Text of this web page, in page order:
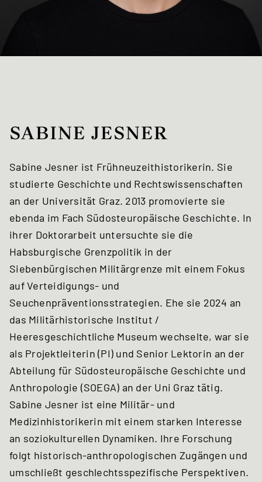
SABINE JESNER
Sabine Jesner ist Frühneuzeithistorikerin. Sie
studierte Geschichte und Rechtswissenschaften
an der Universität Graz. 2013 promovierte sie
ebenda im Fach Südosteuropäische Geschichte. In
ihrer Doktorarbeit untersuchte sie die
Habsburgische Grenzpolitik in der
Siebenbürgischen Militärgrenze mit einem Fokus
auf Verteidigungs- und
Seuchenpräventionsstrategien. Ehe sie 2024 an
das Militärhistorische Institut /
Heeresgeschichtliche Museum wechselte, war sie
als Projektleiterin (PI) und Senior Lektorin an der
Abteilung für Südosteuropäische Geschichte und
Anthropologie (SOEGA) an der Uni Graz tätig.
Sabine Jesner ist eine Militär- und
Medizinhistorikerin mit einem starken Interesse
an soziokulturellen Dynamiken. Ihre Forschung
folgt historisch-anthropologischen Zugängen und
umschließt geschlechtsspezifische Perspektiven.